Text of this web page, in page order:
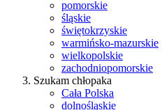
pomorskie
śląskie
świętokrzyskie
warmińsko-mazurskie
wielkopolskie
zachodniopomorskie
Szukam chłopaka
Cała Polska
dolnośląskie